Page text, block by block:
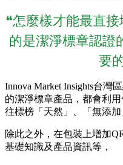
❝怎麼樣才能最直
的是潔淨標章認證
要
Innova Market Insights台灣
的潔淨標章產品，都會利
往標榜「天然」、「無添加
除此之外，在包裝上增加
基礎知識及產品資訊等，